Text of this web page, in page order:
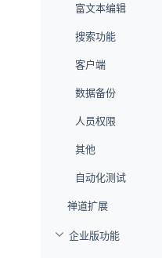
富文本编辑
搜索功能
客户端
数据备份
人员权限
其他
自动化测试
禅道扩展
企业版功能